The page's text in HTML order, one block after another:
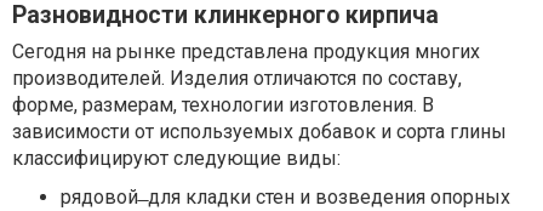
Разновидности клинкерного кирпича
Сегодня на рынке представлена продукция многих
производителей. Изделия отличаются по составу,
форме, размерам, технологии изготовления. В
зависимости от используемых добавок и сорта глины
классифицируют следующие виды:
рядовой ̶ для кладки стен и возведения опорных